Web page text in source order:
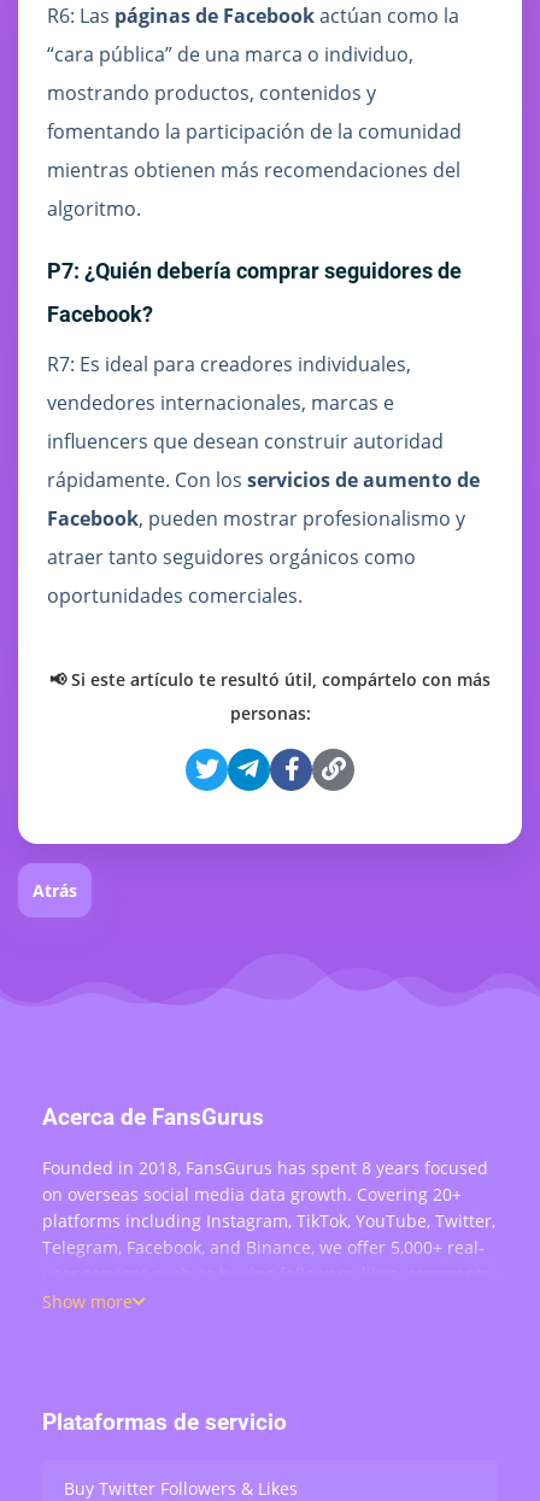
R6: Las páginas de Facebookactúan como la
“cara pública” de una marca o individuo,
mostrando productos, contenidos y
fomentando la participación de la comunidad
mientras obtienen más recomendaciones del
algoritmo.
P7: ¿Quién debería comprar seguidores de
Facebook?
R7: Es ideal para creadores individuales,
vendedores internacionales, marcas e
influencers que desean construir autoridad
rápidamente. Con los servicios de aumento de
Facebook, pueden mostrar profesionalismo y
atraer tanto seguidores orgánicos como
oportunidades comerciales.
📢 Si este artículo te resultó útil, compártelo con más
personas:
Atrás
Acerca de FansGurus
Founded in 2018, FansGurus has spent 8 years focused
on overseas social media data growth. Covering 20+
platforms including Instagram, TikTok, YouTube, Twitter,
Telegram, Facebook, and Binance, we offer 5,000+ real-
views, retweets, and live stream engagement — serving
Show more
Plataformas de servicio
Buy Twitter Followers & Likes